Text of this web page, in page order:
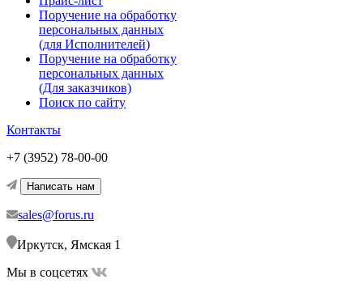
Поручение на обработку
персональных данных
(для Исполнителей)
Поручение на обработку
персональных данных
(Для заказчиков)
Поиск по сайту
Контакты
+7 (3952) 78-00-00
Написать нам
sales@forus.ru
Иркутск, Ямская 1
Мы в соцсетях